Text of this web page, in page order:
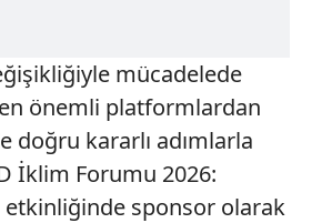
mücadelede
önemli platformlardan
doğru kararlı adımlarla
İklim Forumu 2026:
etkinliğinde sponsor olarak